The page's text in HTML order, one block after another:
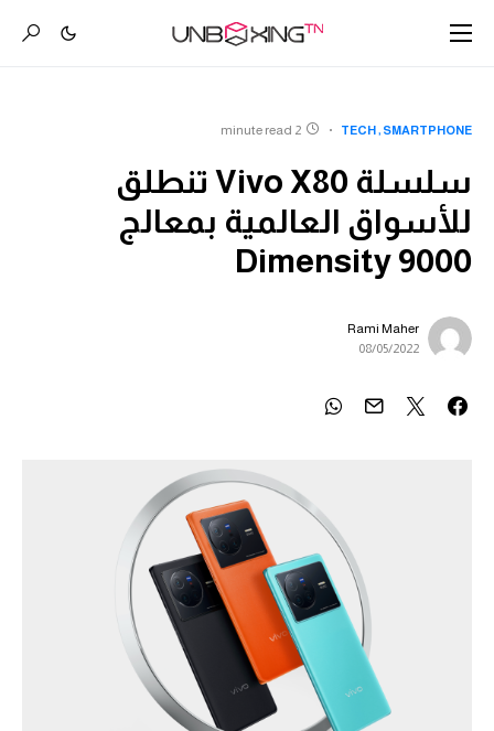
SMARTPHONE
TECH
2 minute read
سلسلة Vivo X80 تنطلق
للأسواق العالمية بمعالج
Dimensity 9000
Rami Maher
08/05/2022